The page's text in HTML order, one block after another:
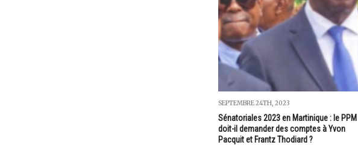
SEPTEMBRE 24TH, 2023
Sénatoriales 2023 en Martinique : le PPM
doit-il demander des comptes à Yvon
Pacquit et Frantz Thodiard ?